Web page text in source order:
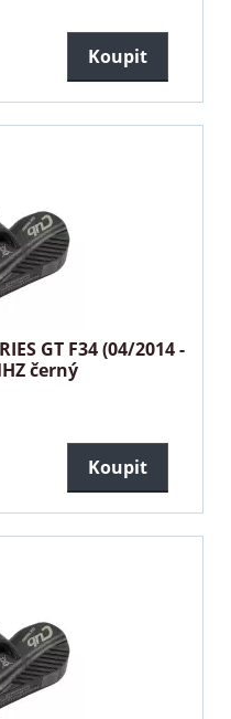
Koupit
GT F34 (04/2014 -
černý
Koupit